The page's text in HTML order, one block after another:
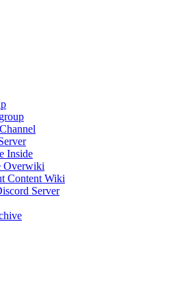
Inside
Overwiki
Content Wiki
Server